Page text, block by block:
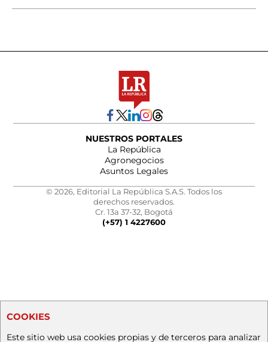
NUESTROS PORTALES
La República
Agronegocios
Asuntos Legales
© 2026, Editorial La República S.A.S. Todos los
derechos reservados.
Cr. 13a 37-32, Bogotá
(+57) 1 4227600
COOKIES
Este sitio web usa cookies propias y de terceros para analizar